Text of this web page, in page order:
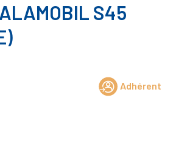
S45
Adhérent